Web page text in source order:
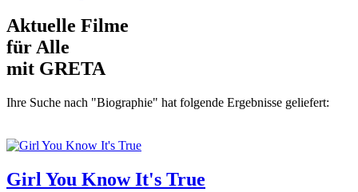
Aktuelle Filme
für Alle
mit GRETA
Ihre Suche nach "Biographie" hat folgende Ergebnisse geliefert:
Girl You Know It's True